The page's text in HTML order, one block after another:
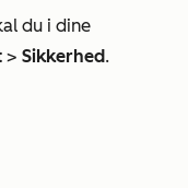
du i dine
> Sikkerhed.